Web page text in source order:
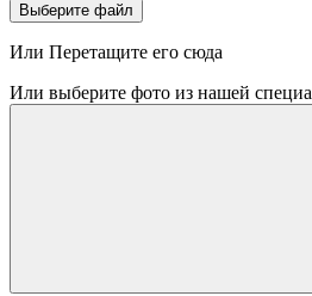
Выберите файл
Или Перетащите его сюда
Или выберите фото из нашей